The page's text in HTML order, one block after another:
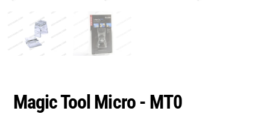
Magic Tool Micro - MT0